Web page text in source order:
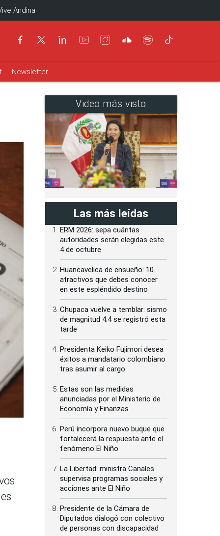
Andina
Newsletter
Video más visto
Las más leídas
ERM 2026: sepa cuántas
autoridades serán elegidas este
4 de octubre
Huancavelica de ensueño: 10
atractivos que debes conocer
en este espléndido destino
Chupaca vuelve a temblar: sismo
de magnitud 4.4 se registró esta
tarde
Presidenta Keiko Fujimori desea
éxitos a mandatario colombiano
tras asumir al cargo
Estas son las medidas
anunciadas por el Ministerio de
Economía y Finanzas
Perú incorpora nuevo buque que
fortalecerá la respuesta ante el
fenómeno El Niño
La Libertad: ministra Canales
supervisa programas sociales y
acciones ante El Niño
Presidente de la Cámara de
Diputados dialogó con colectivo
de personas con discapacidad